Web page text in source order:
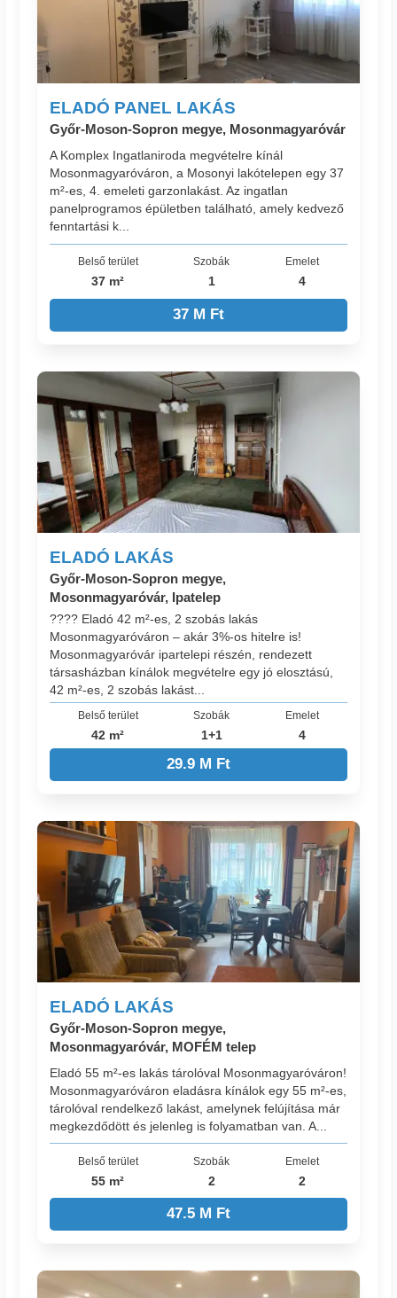
ELADÓ PANEL LAKÁS
Győr-Moson-Sopron megye, Mosonmagyaróvár
A Komplex Ingatlaniroda megvételre kínál
Mosonmagyaróváron, a Mosonyi lakótelepen egy 37
m²-es, 4. emeleti garzonlakást. Az ingatlan
panelprogramos épületben található, amely kedvező
fenntartási k...
Belső terület
37 m²
Szobák
1
Emelet
4
37 M Ft
ELADÓ LAKÁS
Győr-Moson-Sopron megye,
Mosonmagyaróvár, Ipatelep
???? Eladó 42 m²-es, 2 szobás lakás
Mosonmagyaróváron – akár 3%-os hitelre is!
Mosonmagyaróvár ipartelepi részén, rendezett
társasházban kínálok megvételre egy jó elosztású,
42 m²-es, 2 szobás lakást...
Belső terület
42 m²
Szobák
1+1
Emelet
4
29.9 M Ft
ELADÓ LAKÁS
Győr-Moson-Sopron megye,
Mosonmagyaróvár, MOFÉM telep
Eladó 55 m²-es lakás tárolóval Mosonmagyaróváron!
Mosonmagyaróváron eladásra kínálok egy 55 m²-es,
tárolóval rendelkező lakást, amelynek felújítása már
megkezdődött és jelenleg is folyamatban van. A...
Belső terület
55 m²
Szobák
2
Emelet
2
47.5 M Ft